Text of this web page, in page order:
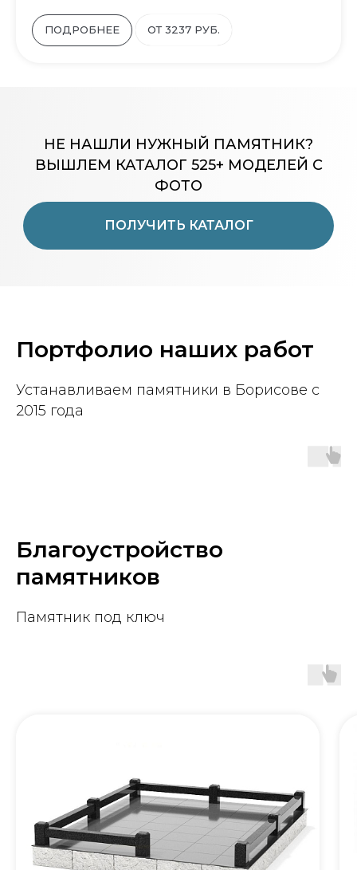
ПОДРОБНЕЕ ОТ 3237 РУБ.
ПОЛУЧИТЬ КАТАЛОГ
НЕ НАШЛИ НУЖНЫЙ ПАМЯТНИК?
ВЫШЛЕМ КАТАЛОГ 525+ МОДЕЛЕЙ С
ФОТО
Портфолио наших работ
Устанавливаем памятники в Борисове с
2015 года
Благоустройство
памятников
Памятник под ключ